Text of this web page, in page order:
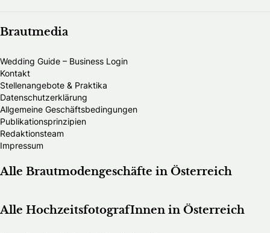
Brautmedia
Wedding Guide – Business Login
Kontakt
Stellenangebote & Praktika
Datenschutzerklärung
Allgemeine Geschäftsbedingungen
Publikationsprinzipien
Redaktionsteam
Impressum
Alle Brautmodengeschäfte in Österreich
Alle HochzeitsfotografInnen in Österreich